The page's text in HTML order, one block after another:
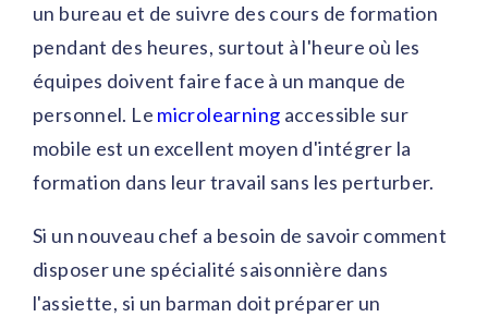
un bureau et de suivre des cours de formation
pendant des heures, surtout à l'heure où les
équipes doivent faire face à un manque de
personnel. Le microlearning accessible sur
mobile est un excellent moyen d'intégrer la
formation dans leur travail sans les perturber.
Si un nouveau chef a besoin de savoir comment
disposer une spécialité saisonnière dans
l'assiette, si un barman doit préparer un